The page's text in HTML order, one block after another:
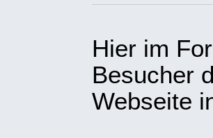
Hier im
Besucher
Webseite